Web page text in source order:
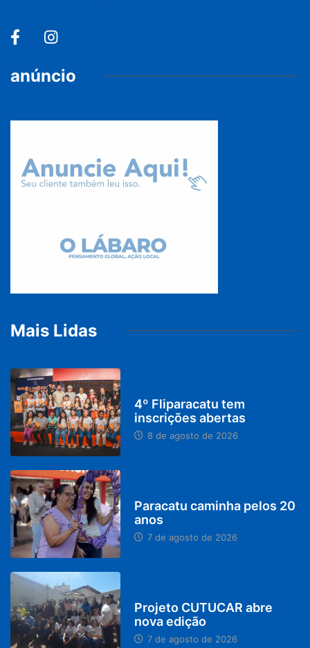
anúncio
Mais Lidas
4º Fliparacatu tem
inscrições abertas
8 de agosto de 2026
Paracatu caminha pelos 20
anos
7 de agosto de 2026
Projeto CUTUCAR abre
nova edição
7 de agosto de 2026